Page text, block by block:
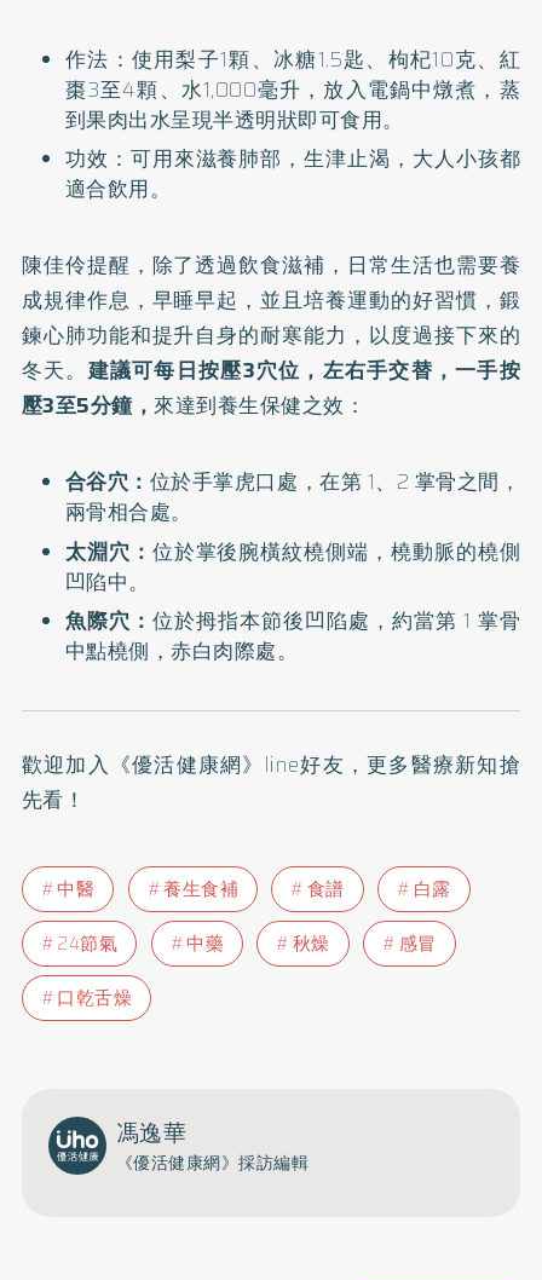
作法：使用梨子1顆、冰糖1.5匙、枸杞10克、紅
棗3至4顆、水1,000毫升，放入電鍋中燉煮，蒸
到果肉出水呈現半透明狀即可食用。
功效：可用來滋養肺部，生津止渴，大人小孩都
適合飲用。
陳佳伶提醒，除了透過飲食滋補，日常生活也需要養
成規律作息，早睡早起，並且培養運動的好習慣，鍛
鍊心肺功能和提升自身的耐寒能力，以度過接下來的
冬天。建議可每日按壓3穴位，左右手交替，一手按
壓3至5分鐘，來達到養生保健之效：
合谷穴： 位於手掌虎口處，在第 1、2 掌骨之間，
兩骨相合處。
太淵穴： 位於掌後腕橫紋橈側端，橈動脈的橈側
凹陷中。
魚際穴： 位於拇指本節後凹陷處，約當第 1 掌骨
中點橈側，赤白肉際處。
歡迎加入 《優活健康網》line好友 ，更多醫療新知搶
先看！
中醫 養生食補 食譜
白露
24節氣
中藥 秋燥
感冒
口乾舌燥
馮逸華
《優活健康網》採訪編輯